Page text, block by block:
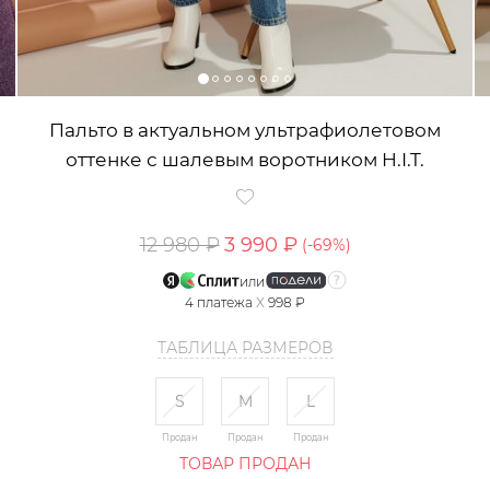
Пальто в актуальном ультрафиолетовом
оттенке с шалевым воротником H.I.T.
12 980 ₽ 3 990 ₽ (-69%)
или
4 платежа X 998 ₽
ТАБЛИЦА РАЗМЕРОВ
S
Продан
M
Продан
L
Продан
ТОВАР ПРОДАН